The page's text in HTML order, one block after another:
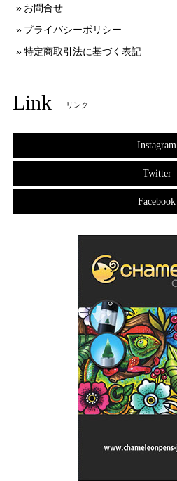
お問合せ
プライバシーポリシー
特定商取引法に基づく表記
Link リンク
Instagram
Twitter
Facebook